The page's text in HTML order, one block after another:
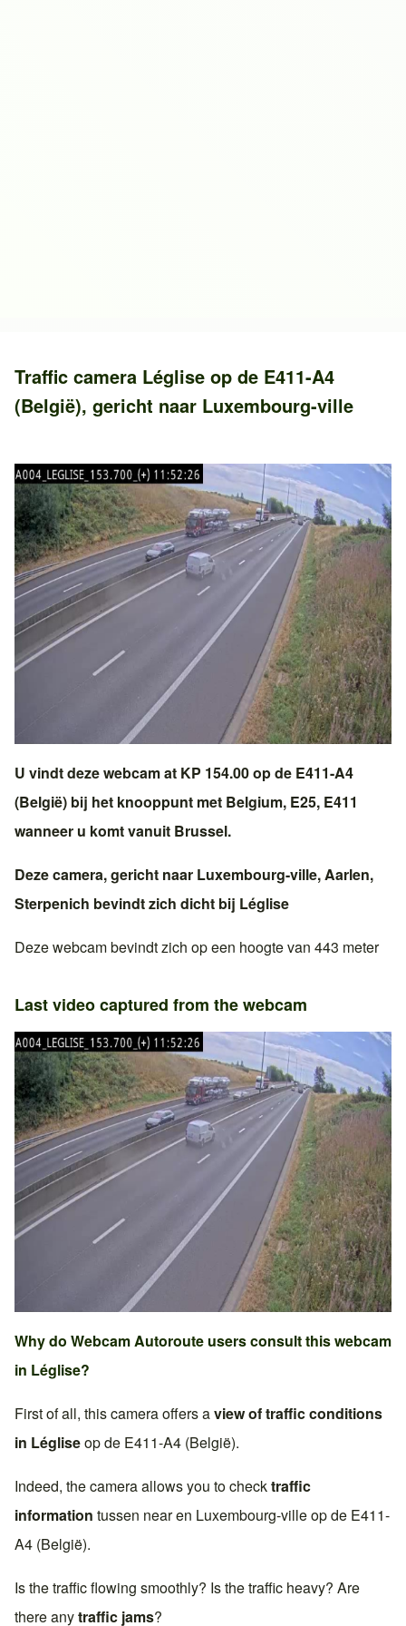
Traffic camera Léglise op de E411-A4
(België), gericht naar Luxembourg-ville
U vindt deze webcam at KP 154.00 op de E411-A4
(België) bij het knooppunt met Belgium, E25, E411
wanneer u komt vanuit Brussel.
Deze camera, gericht naar Luxembourg-ville, Aarlen,
Sterpenich bevindt zich dicht bij Léglise
Deze webcam bevindt zich op een hoogte van 443 meter
Last video captured from the webcam
Why do Webcam Autoroute users consult this webcam
in Léglise?
First of all, this camera offers aview of traffic conditions
in Légliseop de E411-A4 (België).
Indeed, the camera allows you to checktraffic
information tussen near en Luxembourg-villeop de E411-
A4 (België).
Is the traffic flowing smoothly? Is the traffic heavy? Are
there anytraffic jams?